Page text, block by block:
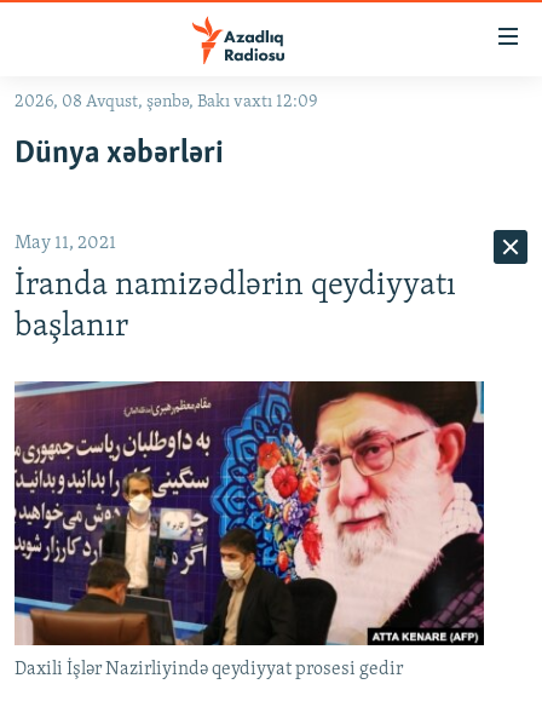
Əsas
qayıt
qayıt
Axtarışa
keç
#İZAHLA
#ƏSLINDƏ
QANUNI DOĞRU
ARAŞDIRMA
MULTIMEDIA
VIDEO
FOTOQALEREYA
İNFOQRAFIKA
KARIKATURA
RADIO ARXIV
OXU ZALI
AZƏRBAYCAN ƏDƏBIYYATI KITABXANASI
İSLAM VƏ DEMOKRATIYA
HAQQIMIZDA
MISSIYAMIZ
PEŞƏ ETIKASI VƏ JURNALISTIKA STANDARTLARIMIZ
BIZI IZLƏ
2026, 08 Avqust, şənbə, Bakı vaxtı 12:09
Dünya xəbərləri
May 11, 2021
İranda namizədlərin qeydiyyatı
başlanır
Daxili İşlər Nazirliyində qeydiyyat prosesi gedir